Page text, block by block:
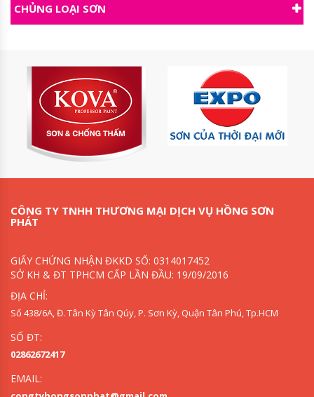
CHỦNG LOẠI SƠN
CÔNG TY TNHH THƯƠNG MẠI DỊCH VỤ HỒNG SƠN
PHÁT
GIẤY CHỨNG NHẬN ĐKKD SỐ: 0314017452
SỞ KH & ĐT TPHCM CẤP LẦN ĐẦU: 19/09/2016
ĐỊA CHỈ:
Số 438/6A, Đ. Tân Kỳ Tân Qúy, P. Sơn Kỳ, Quận Tân Phú, Tp.HCM
SỐ ĐT:
02862672417
EMAIL: